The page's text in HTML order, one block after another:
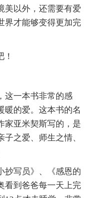
美以外，还需要有爱
界才能够变得更加完
这一本书非常的感
暖的爱。这本书的名
家亚米契斯写的，是
之爱、师生之情、
抄写员》、《感恩的
看到爸爸每一天上完